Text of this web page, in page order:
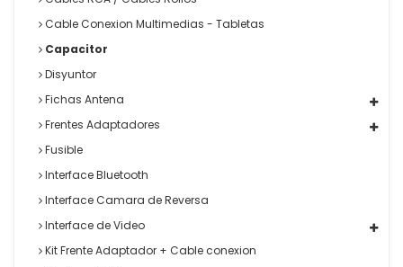
Cable Conexion Multimedias - Tabletas
Capacitor
Disyuntor
Fichas Antena
Frentes Adaptadores
Fusible
Interface Bluetooth
Interface Camara de Reversa
Interface de Video
Kit Frente Adaptador + Cable conexion